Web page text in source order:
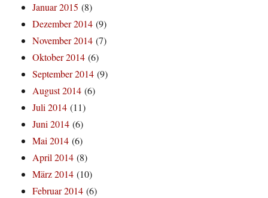
Januar 2015 (8)
Dezember 2014 (9)
November 2014 (7)
Oktober 2014 (6)
September 2014 (9)
August 2014 (6)
Juli 2014 (11)
Juni 2014 (6)
Mai 2014 (6)
April 2014 (8)
März 2014 (10)
Februar 2014 (6)